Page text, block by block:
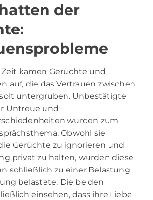
der
kamen Gerüchte und
auf, die das Vertrauen zwischen
untergruben. Unbestätigte
Untreue und
wurden zum
Obwohl sie
Gerüchte zu ignorieren und
privat zu halten, wurden diese
schließlich zu einer Belastung,
belastete. Die beiden
einsehen, dass ihre Liebe